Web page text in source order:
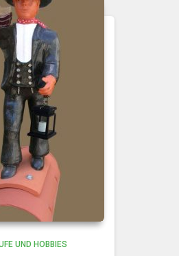
UND HOBBIES